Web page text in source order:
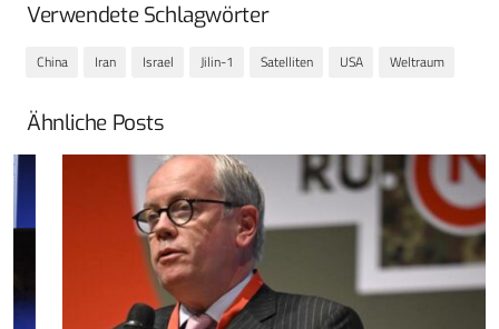
Verwendete Schlagwörter
China Iran Israel Jilin-1 Satelliten USA Weltraum
Ähnliche Posts